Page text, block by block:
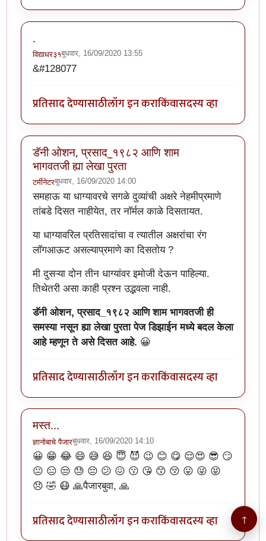
.
विद्याधर३१बुधवार, 16/09/2020 13:55
&#128077
प्रतिसाद देण्यासाठीलॉग इन कराकिंवासदस्य व्हा
डॅनी ओशन, प्रसाद_१९८२ आणि शाम
भागवतजी ह्या लेखा पुरता
टर्मीनेटरबुधवार, 16/09/2020 14:00
समहाऊ या धाग्यावरचे सगळे दुव्यांची अक्षरे नेहमीप्रमाणे
तांबडे दिसत नाहीयेत, तर नॉर्मल काळे दिसतायत.
या धाग्यावरिल प्रतिसादांचा व त्यातील अक्षरांचा रंग
लॉगआऊट असल्याप्रमाणे का दिसतोय ?
मी दुसऱ्या दोन तीन धाग्यांवर इमोजी देऊन पाहिल्या.
तिथेतरी असा काही प्रश्न उद्भवला नाही.
डॅनी ओशन, प्रसाद_१९८२ आणि शाम भागवतजी ही
समस्या नसून ह्या लेखा पुरता पेज डिझाईन मध्ये बदल केला
आहे म्हणून ते असे दिसत आहे. 😀
प्रतिसाद देण्यासाठीलॉग इन कराकिंवासदस्य व्हा
मस्त...
ज्ञानोबाचे पैजारबुधवार, 16/09/2020 14:10
😀 😁 😂 😄 😅 😆 😇 😈 😉 😊 😋 😌😍 😎 😏
😐 😑 😒 😓 😔 😕 😖 😗 😘 😙 😚 😛 😜 😝
😞 🤣 😷 🙏पैजारबुवा, 🙏
प्रतिसाद देण्यासाठीलॉग इन कराकिंवासदस्य व्हा ↑